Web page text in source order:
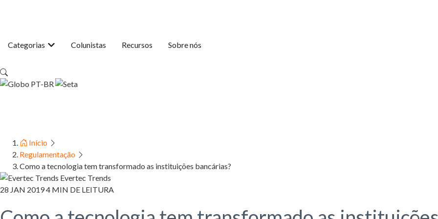
Categorias Colunistas Recursos Sobre nós
PT-BR
Início
Regulamentação
Como a tecnologia tem transformado as instituições bancárias?
Evertec Trends
28 JAN 20194 MIN DE LEITURA